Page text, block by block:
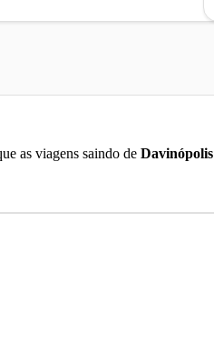
as viagens saindo de Davinópolis